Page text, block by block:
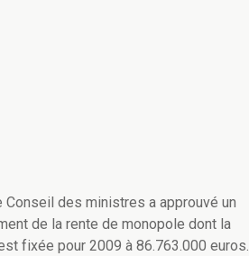
des ministres a approuvé un
de la rente de monopole dont la
fixée pour 2009 à 86.763.000 euros.